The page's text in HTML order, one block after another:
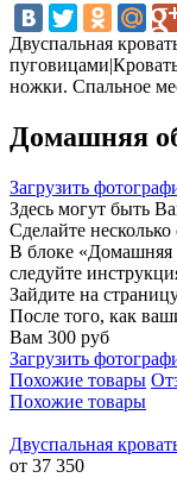
Двуспальная
ножки. Спальное
Домашняя
Загрузить
Здесь могут быть
Сделайте
В блоке «Домашняя
следуйте
Зайдите на
После того, как
Вам 300 руб
Загрузить
Похожие товары
Похожие товары
Двуспальная
от 37 350